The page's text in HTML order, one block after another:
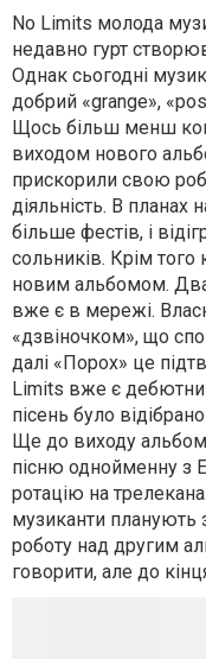
No Limits молода
недавно гурт
Однак сьогодні
добрий «grange»,
Щось більш менш
виходом нового
прискорили свою
діяльність. В планах
більше фестів, і
сольників. Крім
новим альбомом.
вже є в мережі.
«дзвіночком», що
далі «Порох» це
Limits вже є
пісень було
Ще до виходу
пісню однойменну з
ротацію на
музиканти планують
роботу над другим
говорити, але до